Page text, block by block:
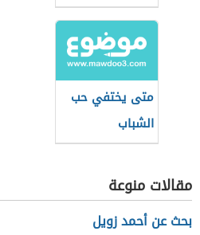
متى يختفي حب
الشباب
مقالات منوعة
بحث عن أحمد زويل